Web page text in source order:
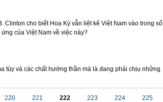
Clinton cho biết Hoa Kỳ vẫn liệt kê Việt Nam vào trong số
của Việt Nam về việc này?
túy và các chất hướng thần mà là đang phải chịu những
220 221 222 223 224
225